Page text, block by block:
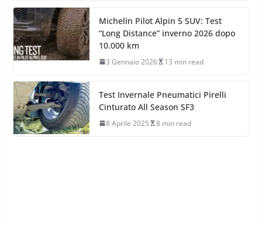
Michelin Pilot Alpin 5 SUV: Test
“Long Distance” inverno 2026 dopo
10.000 km
3 Gennaio 2026 13 min read
Test Invernale Pneumatici Pirelli
Cinturato All Season SF3
8 Aprile 2025 8 min read